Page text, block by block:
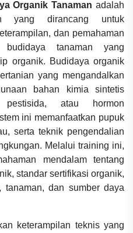
Organik Tanaman adalah
yang dirancang untuk
dan pemahaman
tanaman yang
organik. Budidaya organik
yang mengandalkan
bahan kimia sintetis
atau hormon
ini memanfaatkan pupuk
serta teknik pengendalian
Melalui training ini,
mendalam tentang
standar sertifikasi organik,
dan sumber daya
keterampilan teknis yang